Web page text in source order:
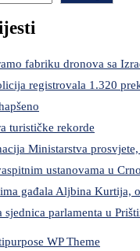
fabriku dronova sa
registrovala 1.320
turističke rekorde
Ministarstva
ustanovama u
gađala Aljbina Kurtija,
sjednica parlamenta u